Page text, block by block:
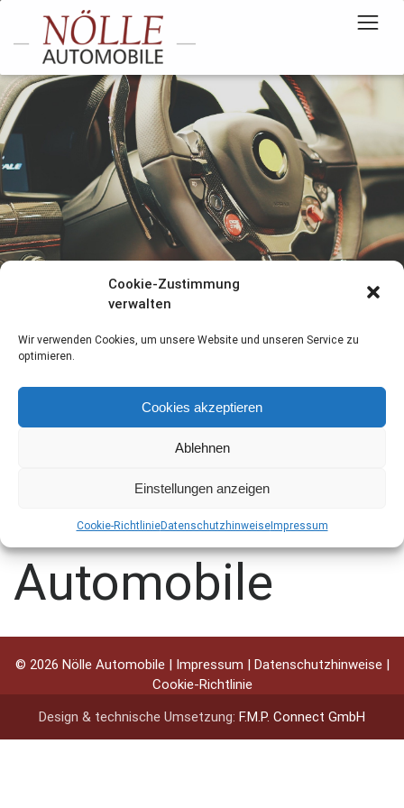
Cookie-Zustimmung
verwalten
Wir verwenden Cookies, um unsere Website und unseren Service zu
optimieren.
Cookies akzeptieren
Ablehnen
Einstellungen anzeigen
Cookie-RichtlinieDatenschutzhinweiseImpressum
Willkommen bei
Nölle
Automobile
© 2026 Nölle Automobile | Impressum | Datenschutzhinweise|
Cookie-Richtlinie
Design & technische Umsetzung: F.M.P. Connect GmbH